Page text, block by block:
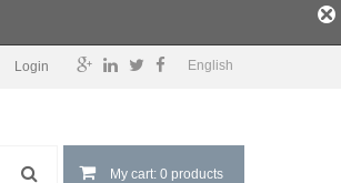
English
Login
My cart: 0 products